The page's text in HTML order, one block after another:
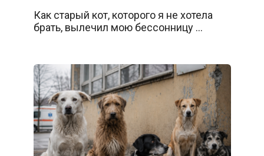
Как старый кот, которого я не хотела
брать, вылечил мою бессонницу …